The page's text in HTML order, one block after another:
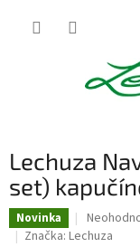
Lechuza
set)
Novinka
Průměrné
hodnocení
Značka: Lechuza